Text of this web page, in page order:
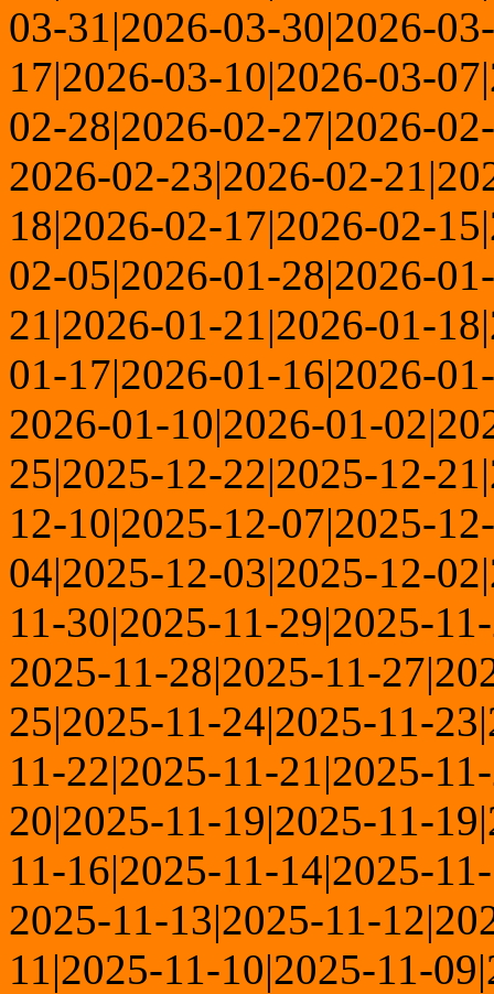
03-31|2026-03-30|2026-
17|2026-03-10|2026-03-
02-28|2026-02-27|2026-
2026-02-23|2026-02-
18|2026-02-17|2026-02-
02-05|2026-01-28|2026-
21|2026-01-21|2026-01-
01-17|2026-01-16|2026-
2026-01-10|2026-01-
25|2025-12-22|2025-12-
12-10|2025-12-07|2025-
04|2025-12-03|2025-12-
11-30|2025-11-29|2025-
2025-11-28|2025-11-
25|2025-11-24|2025-11-
11-22|2025-11-21|2025-
20|2025-11-19|2025-11-
11-16|2025-11-14|2025-
2025-11-13|2025-11-
11|2025-11-10|2025-11-